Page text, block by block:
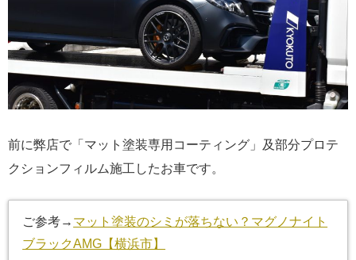
前に弊店で「マット塗装専用コーティング」及部分プロテ
クションフィルム施工したお車です。
ご参考→ マット塗装のシミが落ちない？マグノナイト
ブラックAMG【横浜市】